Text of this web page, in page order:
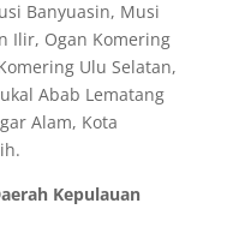
Banyuasin, Musi
Ilir, Ogan Komering
Ulu Selatan,
Abab Lematang
Alam, Kota
Kepulauan